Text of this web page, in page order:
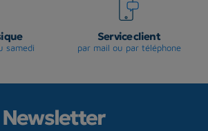
samedi
Service client
par mail ou par téléphone
Newsletter